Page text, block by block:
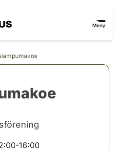
Meny
16:00